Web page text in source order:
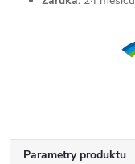
Parametry produktu